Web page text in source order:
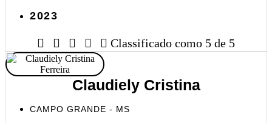
2023
     Classificado como 5 de 5
Claudiely Cristina
CAMPO GRANDE - MS